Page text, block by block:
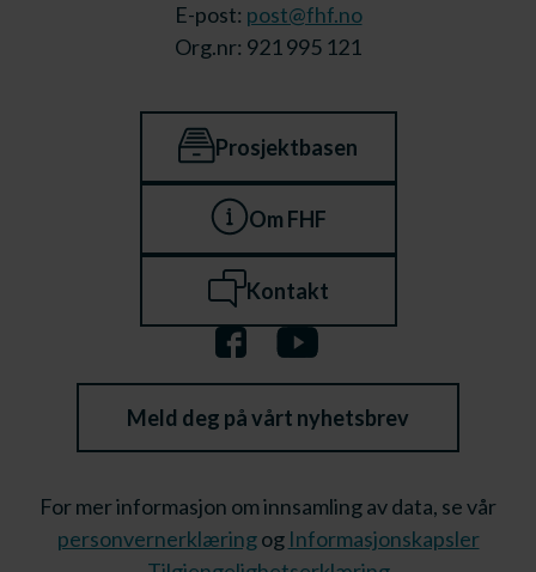
E-post: post@fhf.no
Org.nr: 921 995 121
Prosjektbasen
Om FHF
Kontakt
Meld deg på vårt nyhetsbrev
For mer informasjon om innsamling av data, se vår
personvernerklæringog Informasjonskapsler